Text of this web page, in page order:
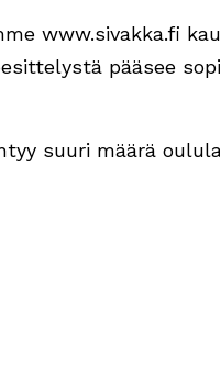
www.sivakka.fi
pääsee
suuri määrä